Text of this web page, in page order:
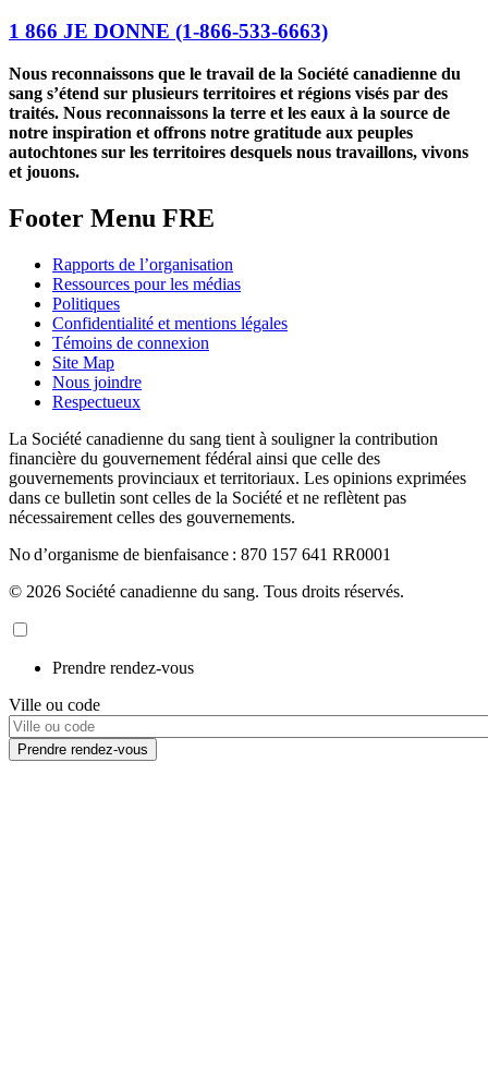
1 866 JE DONNE (1-866-533-6663)
Nous reconnaissons que le travail de la Société canadienne du
sang s’étend sur plusieurs territoires et régions visés par des
traités. Nous reconnaissons la terre et les eaux à la source de
notre inspiration et offrons notre gratitude aux peuples
autochtones sur les territoires desquels nous travaillons, vivons
et jouons.
Footer Menu FRE
Rapports de l’organisation
Ressources pour les médias
Politiques
Confidentialité et mentions légales
Témoins de connexion
Site Map
Nous joindre
Respectueux
La Société canadienne du sang tient à souligner la contribution
financière du gouvernement fédéral ainsi que celle des
gouvernements provinciaux et territoriaux. Les opinions exprimées
dans ce bulletin sont celles de la Société et ne reflètent pas
nécessairement celles des gouvernements.
No d’organisme de bienfaisance : 870 157 641 RR0001
© 2026 Société canadienne du sang. Tous droits réservés.
Prendre rendez-vous
Ville ou code